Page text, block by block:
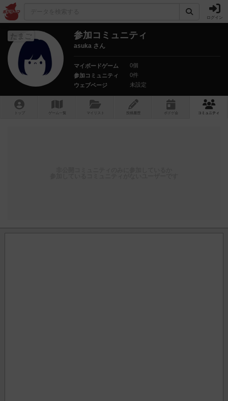
ログイン
たまご 参加コミュニティ
asuka さん
マイボードゲーム
0個
参加コミュニティ
0件
ウェブページ
未設定
トップ ゲーム一覧 マイリスト 投稿履歴 ボ ドゲ コミュニティ